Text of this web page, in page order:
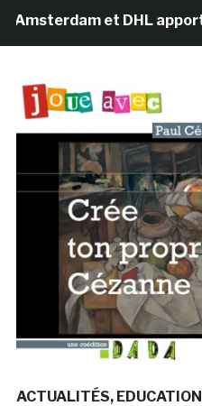
et DHL apportent
ACTUALITÉS EDUCATION